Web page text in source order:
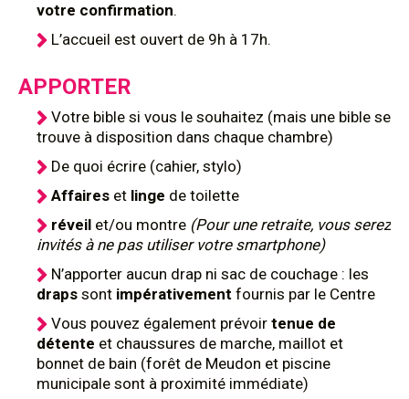
votre confirmation.
L’accueil est ouvert de 9h à 17h.
APPORTER
Votre bible si vous le souhaitez (mais une bible se
trouve à disposition dans chaque chambre)
De quoi écrire (cahier, stylo)
Affaires et linge de toilette
réveil et/ou montre (Pour une retraite, vous serez
invités à ne pas utiliser votre smartphone)
N’apporter aucun drap ni sac de couchage : les
draps sont impérativement fournis par le Centre
Vous pouvez également prévoir tenue de
détente et chaussures de marche, maillot et
bonnet de bain (forêt de Meudon et piscine
municipale sont à proximité immédiate)